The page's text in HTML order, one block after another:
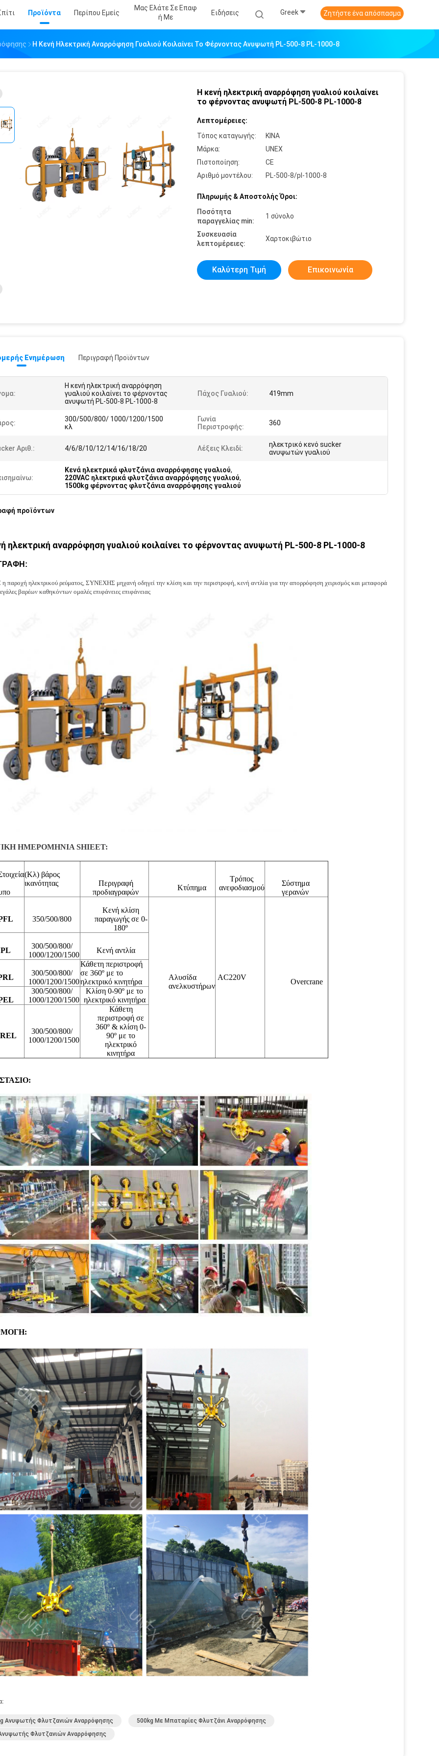
Προϊόντα Περίπου Εμείς
Μας Ελάτε Σε Επαφ
Ή Με
Ειδήσεις Greek Ζητήστε ένα απόσπασμα
Η Κενή Ηλεκτρική Αναρρόφηση Γυαλιού Κοιλαίνει Το Φέρνοντας Ανυψωτή PL-500-8 PL-1000-8
Η κενή ηλεκτρική αναρρόφηση γυαλιού κοιλαίνει
το φέρνοντας ανυψωτή PL-500-8 PL-1000-8
Λεπτομέρειες:
Τόπος καταγωγής:
ΚΙΝΑ
Μάρκα:
UNEX
Πιστοποίηση:
CE
Αριθμό μοντέλου:
PL-500-8/pl-1000-8
Πληρωμής & Αποστολής Όροι:
Ποσότητα
παραγγελίας min:
1 σύνολο
Συσκευασία
λεπτομέρειες:
Χαρτοκιβώτιο
Καλύτερη Τιμή Επικοινωνία
Ενημέρωση Περιγραφή Προϊόντων
Η κενή ηλεκτρική αναρρόφηση
γυαλιού κοιλαίνει το φέρνοντας
ανυψωτή PL-500-8 PL-1000-8
Πάχος Γυαλιού: 419mm
300/500/800/ 1000/1200/1500
κλ
Γωνία
Περιστροφής:
360
Αριθ.: 4/6/8/10/12/14/16/18/20 Λέξεις Κλειδί:
ηλεκτρικό κενό sucker
ανυψωτών γυαλιού
Κενά ηλεκτρικά φλυτζάνια αναρρόφησης γυαλιού,
220VAC ηλεκτρικά φλυτζάνια αναρρόφησης γυαλιού,
1500kg φέρνοντας φλυτζάνια αναρρόφησης γυαλιού
προϊόντων
ηλεκτρική αναρρόφηση γυαλιού κοιλαίνει το φέρνοντας ανυψωτή PL-500-8 PL-1000-8
παροχή ηλεκτρικού ρεύματος, ΣΥΝΕΧΗΣ μηχανή οδηγεί την κλίση και την περιστροφή, κενή αντλία για την απορρόφηση χειρισμός και μεταφορά
βαρέων καθηκόντων ομαλές επιφάνειες επιφάνειας
ΗΜΕΡΟΜΗΝΙΑ SHIEET:
(Κλ) βάρος
ικανότητας
Περιγραφή
προδιαγραφών
Κτύπημα
Τρόπος
ανεφοδιασμού
Σύστημα
γερανών
350/500/800
Κενή κλίση
παραγωγής σε 0-
180º
Αλυσίδα
ανελκυστήρων
AC220V
Overcrane
PL
300/500/800/
1000/1200/1500
Κενή αντλία
300/500/800/
1000/1200/1500
Κάθετη περιστροφή
σε 360º με το
ηλεκτρικό κινητήρα
300/500/800/
1000/1200/1500
Κλίση 0-90º με το
ηλεκτρικό κινητήρα
300/500/800/
1000/1200/1500
Κάθετη
περιστροφή σε
360º & κλίση 0-
90º με το
ηλεκτρικό
κινητήρα
Ανυψωτής Φλυτζανιών Αναρρόφησης
500kg Με Μπαταρίες Φλυτζάνι Αναρρόφησης
Φλυτζανιών Αναρρόφησης